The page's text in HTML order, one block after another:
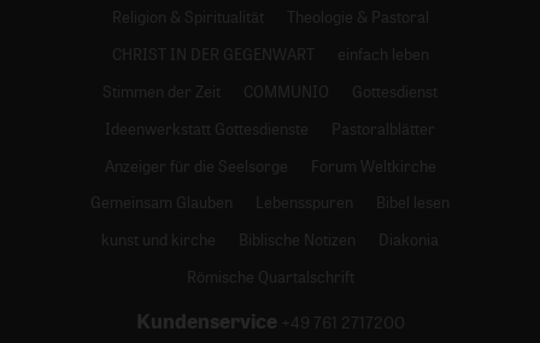
Religion & Spiritualität
Theologie & Pastoral
CHRIST IN DER GEGENWART
einfach leben
Stimmen der Zeit
COMMUNIO
Gottesdienst
Ideenwerkstatt Gottesdienste
Pastoralblätter
Anzeiger für die Seelsorge
Forum Weltkirche
Gemeinsam Glauben
Lebensspuren
Bibel lesen
kunst und kirche
Biblische Notizen
Diakonia
Römische Quartalschrift
Kundenservice +49 761 2717200